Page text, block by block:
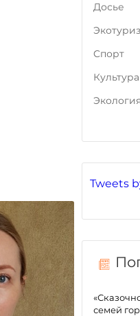
Tweets
семей
Досье
Cпорт
Культура
Экология